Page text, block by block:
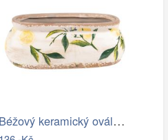
Béžový keramický oválný obal na…